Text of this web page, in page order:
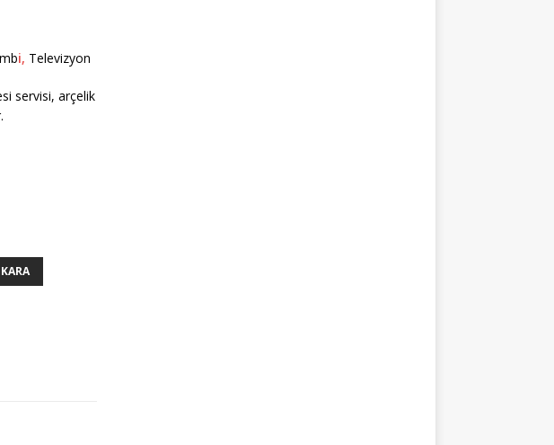
i, Televizyon
servisi, arçelik